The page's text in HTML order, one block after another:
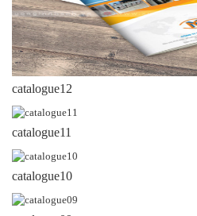
catalogue12
catalogue11
catalogue10